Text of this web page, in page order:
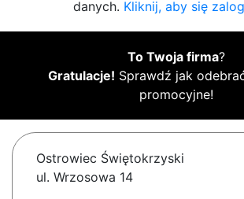
danych. Kliknij, aby się
To Twoja firma?
Gratulacje! Sprawdź jak
promocyjne!
Ostrowiec Świętokrzyski
ul. Wrzosowa 14